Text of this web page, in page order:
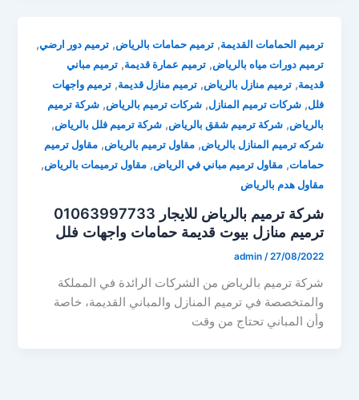
ترميم الحمامات القديمة,ترميم حمامات بالرياض,ترميم دور ارضي,
ترميم دورات مياه بالرياض,ترميم عمارة قديمة,ترميم مباني
قديمة,ترميم منازل بالرياض,ترميم منازل قديمة,ترميم واجهات
فلل,شركات ترميم المنازل,شركات ترميم بالرياض,شركة ترميم
بالرياض,شركة ترميم شقق بالرياض,شركة ترميم فلل بالرياض,
شركه ترميم المنازل بالرياض,مقاول ترميم بالرياض,مقاول ترميم
حمامات,مقاول ترميم مباني في الرياض,مقاول ترميمات بالرياض,
مقاول هدم بالرياض
شركة ترميم بالرياض للايجار 01063997733
ترميم منازل بيوت قديمة حمامات واجهات فلل
admin /27/08/2022
شركة ترميم بالرياض من الشركات الرائدة في المملكة
والمتخصصة في ترميم المنازل والمباني القديمة، خاصة
وأن المباني تحتاج من وقت